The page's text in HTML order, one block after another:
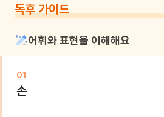
독후 가이드
어휘와 표현을 이해해요
01
손